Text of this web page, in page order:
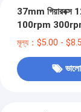
37mm গিয়ারবক্স
100rpm
rpm ডিসি গিয়ার
মূল্য：$5.00 -